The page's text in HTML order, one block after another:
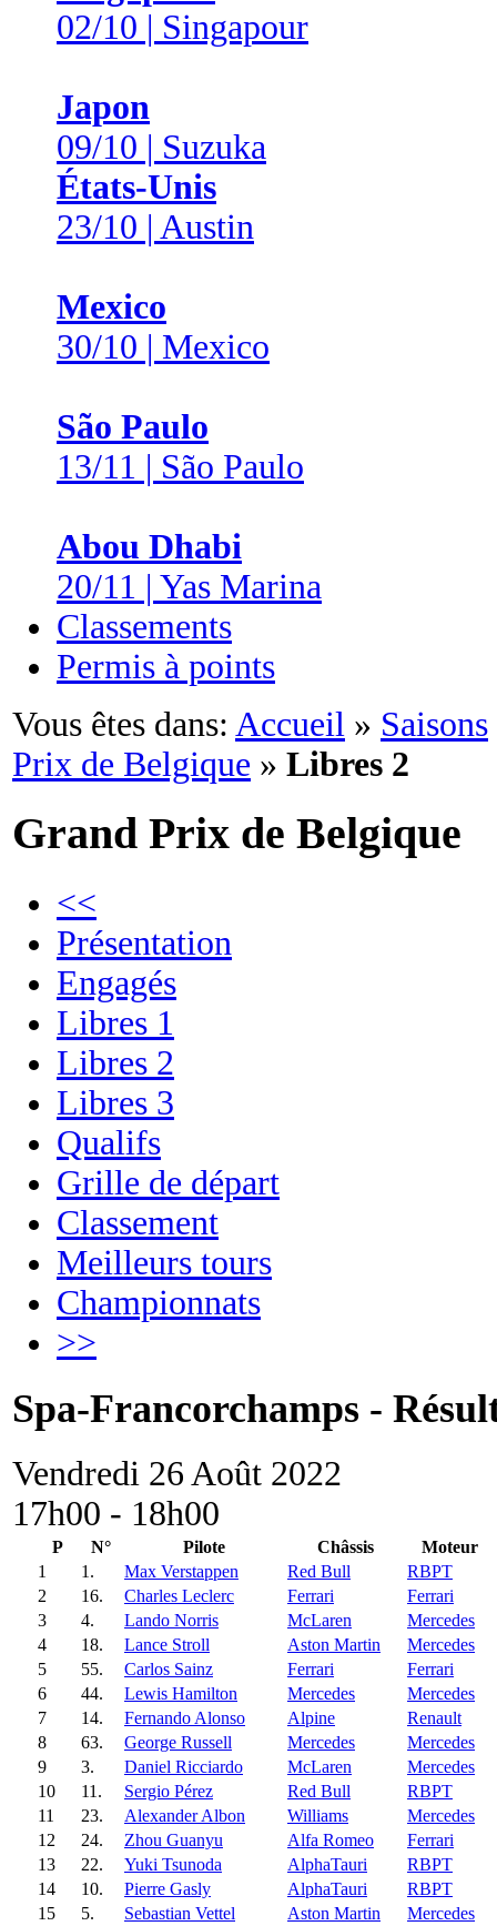
02/10 | Singapour
Japon
09/10 | Suzuka
États-Unis
23/10 | Austin
Mexico
30/10 | Mexico
São Paulo
13/11 | São Paulo
Abou Dhabi
20/11 | Yas Marina
Classements
Permis à points
Vous êtes dans: Accueil » Saisons
Prix de Belgique » Libres 2
Grand Prix de Belgique
<<
Présentation
Engagés
Libres 1
Libres 2
Libres 3
Qualifs
Grille de départ
Classement
Meilleurs tours
Championnats
>>
Spa-Francorchamps -
Vendredi 26 Août 2022
17h00 - 18h00
P N° Pilote Châssis
Moteur
1
1. Max Verstappen Red Bull RBPT
2
16. Charles Leclerc Ferrari Ferrari
3
4. Lando Norris McLaren Mercedes
4
18. Lance Stroll Aston Martin Mercedes
5
55. Carlos Sainz Ferrari Ferrari
6
44. Lewis Hamilton Mercedes Mercedes
7
14. Fernando Alonso Alpine Renault
8
63. George Russell Mercedes Mercedes
9
3. Daniel Ricciardo McLaren Mercedes
10
11. Sergio Pérez Red Bull RBPT
11
23. Alexander Albon Williams Mercedes
12
24. Zhou Guanyu Alfa Romeo Ferrari
13
22. Yuki Tsunoda AlphaTauri RBPT
14
10. Pierre Gasly AlphaTauri RBPT
15
5. Sebastian Vettel Aston Martin Mercedes